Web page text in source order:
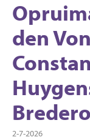
den
2-7-2026